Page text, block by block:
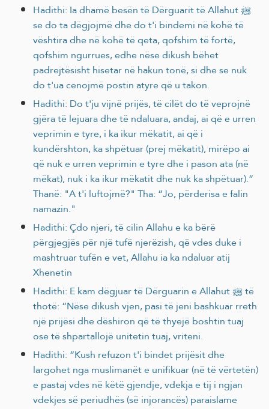
Hadithi: Ia dhamë besën të Dërguarit të Allahut ﷺ
se do ta dëgjojmë dhe do t'i bindemi në kohë të
vështira dhe në kohë të qeta, qofshim të fortë,
qofshim ngurrues, edhe nëse dikush bëhet
padrejtësisht hisetar në hakun tonë, si dhe se nuk
do t'ua cenojmë postin atyre që u takon.
Hadithi: Do t'ju vijnë prijës, të cilët do të veprojnë
gjëra të lejuara dhe të ndaluara, andaj, ai që e urren
veprimin e tyre, i ka ikur mëkatit, ai që i
kundërshton, ka shpëtuar (prej mëkatit), mirëpo ai
që nuk e urren veprimin e tyre dhe i pason ata (në
mëkat), nuk i ka ikur mëkatit dhe nuk ka shpëtuar).”
Thanë: "A t'i luftojmë?" Tha: “Jo, përderisa e falin
namazin."
Hadithi: Çdo njeri, të cilin Allahu e ka bërë
përgjegjës për një tufë njerëzish, që vdes duke i
mashtruar tufën e vet, Allahu ia ka ndaluar atij
Xhenetin
Hadithi: E kam dëgjuar të Dërguarin e Allahut ﷺ të
thotë: “Nëse dikush vjen, pasi të jeni bashkuar rreth
një prijësi dhe dëshiron që të thyejë boshtin tuaj
ose të shpartallojë unitetin tuaj, vriteni.
Hadithi: “Kush refuzon t'i bindet prijësit dhe
largohet nga muslimanët e unifikuar (në të vërtetën)
e pastaj vdes në këtë gjendje, vdekja e tij i ngjan
vdekjes së periudhës (së injorancës) paraislame